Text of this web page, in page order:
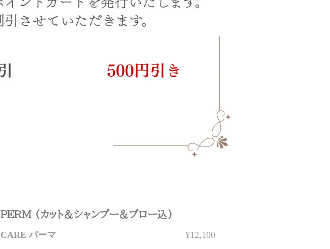
PERM (カット＆シャンプー＆ブロー込)
CARE パーマ
¥12,100